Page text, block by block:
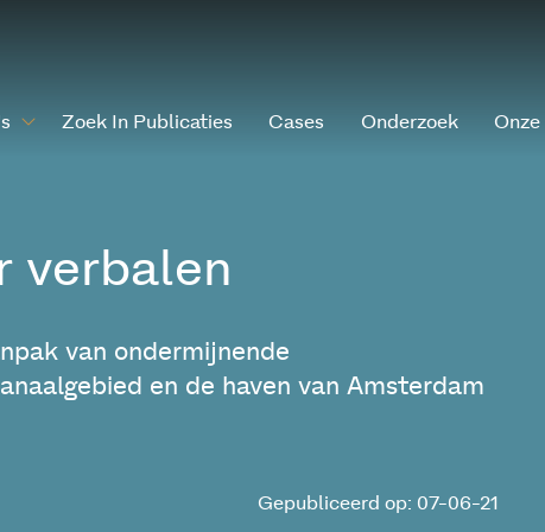
Zoek In Publicaties Cases Onderzoek
verbalen
van ondermijnende
en de haven van Amsterdam
Gepubliceerd op: 07-06-21